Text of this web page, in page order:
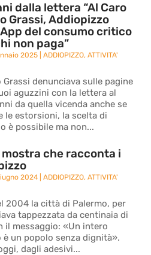
dalla lettera “Al Caro
Grassi, Addiopizzo
del consumo critico
non paga”
2025 |ADDIOPIZZO,ATTIVITA'
Grassi denunciava sulle pagine
aguzzini con la lettera al
da quella vicenda anche se
le estorsioni, la scelta di
è possibile ma non...
mostra che racconta i
2024 |ADDIOPIZZO,ATTIVITA'
2004 la città di Palermo, per
tappezzata da centinaia di
messaggio: «Un intero
un popolo senza dignità».
dagli adesivi...